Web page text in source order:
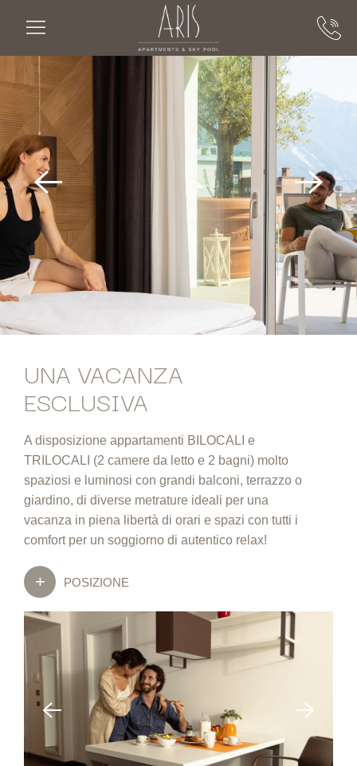
UNA VACANZA
ESCLUSIVA
A disposizione appartamenti BILOCALI e
TRILOCALI (2 camere da letto e 2 bagni) molto
spaziosi e luminosi con grandi balconi, terrazzo o
giardino, di diverse metrature ideali per una
vacanza in piena libertà di orari e spazi con tutti i
comfort per un soggiorno di autentico relax!
POSIZIONE